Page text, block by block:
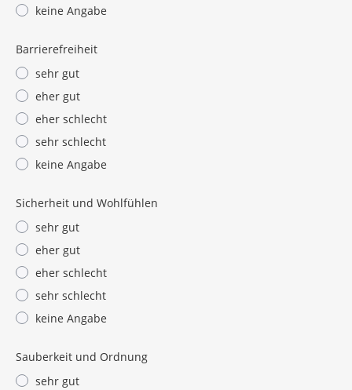
keine Angabe
Barrierefreiheit
sehr gut
eher gut
eher schlecht
sehr schlecht
keine Angabe
Sicherheit und Wohlfühlen
sehr gut
eher gut
eher schlecht
sehr schlecht
keine Angabe
Sauberkeit und Ordnung
sehr gut